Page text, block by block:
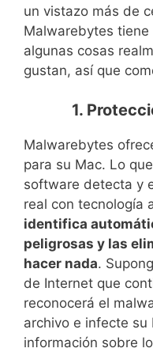
un vistazo más de
Malwarebytes
algunas cosas
gustan, así que
1.
Malwarebytes
para su Mac. Lo
software detecta y
real con tecnología
identifica
peligrosas y las
hacer nada.
de Internet que
reconocerá el
archivo e infecte su
información sobre